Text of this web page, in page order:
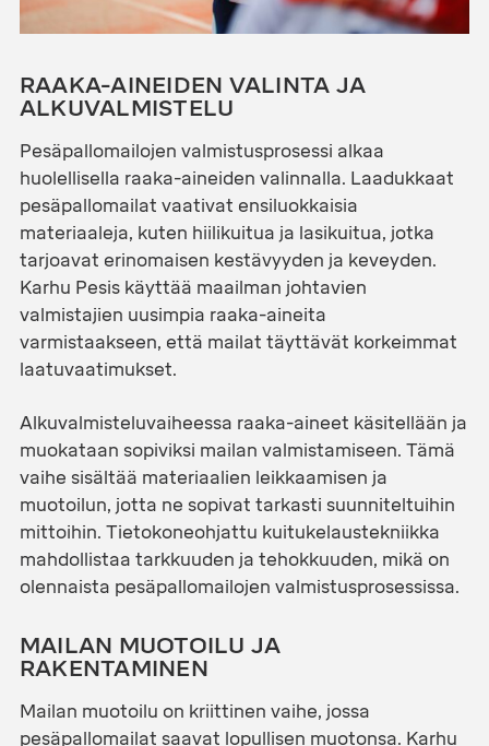
RAAKA-AINEIDEN VALINTA JA
ALKUVALMISTELU
Pesäpallomailojen valmistusprosessi alkaa
huolellisella raaka-aineiden valinnalla. Laadukkaat
pesäpallomailat vaativat ensiluokkaisia
materiaaleja, kuten hiilikuitua ja lasikuitua, jotka
tarjoavat erinomaisen kestävyyden ja keveyden.
Karhu Pesis käyttää maailman johtavien
valmistajien uusimpia raaka-aineita
varmistaakseen, että mailat täyttävät korkeimmat
laatuvaatimukset.
Alkuvalmisteluvaiheessa raaka-aineet käsitellään ja
muokataan sopiviksi mailan valmistamiseen. Tämä
vaihe sisältää materiaalien leikkaamisen ja
muotoilun, jotta ne sopivat tarkasti suunniteltuihin
mittoihin. Tietokoneohjattu kuitukelaustekniikka
mahdollistaa tarkkuuden ja tehokkuuden, mikä on
olennaista pesäpallomailojen valmistusprosessissa.
MAILAN MUOTOILU JA
RAKENTAMINEN
Mailan muotoilu on kriittinen vaihe, jossa
pesäpallomailat saavat lopullisen muotonsa. Karhu